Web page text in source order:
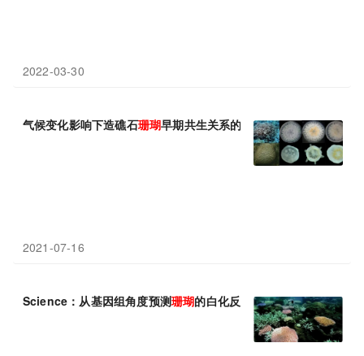
2022-03-30
气候变化影响下造礁石珊瑚早期共生关系的可塑性研究获进展
2021-07-16
Science：从基因组角度预测珊瑚的白化反应